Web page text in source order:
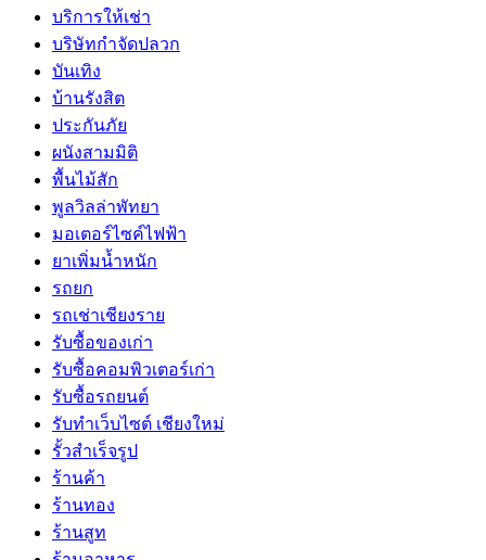
บริการให้เช่า
บริษัทกำจัดปลวก
บันเทิง
บ้านรังสิต
ประกันภัย
ผนังสามมิติ
พื้นไม้สัก
พูลวิลล่าพัทยา
มอเตอร์ไซค์ไฟฟ้า
ยาเพิ่มน้ำหนัก
รถยก
รถเช่าเชียงราย
รับซื้อของเก่า
รับซื้อคอมพิวเตอร์เก่า
รับซื้อรถยนต์
รับทำเว็บไซต์ เชียงใหม่
รั้วสำเร็จรูป
ร้านค้า
ร้านทอง
ร้านสูท